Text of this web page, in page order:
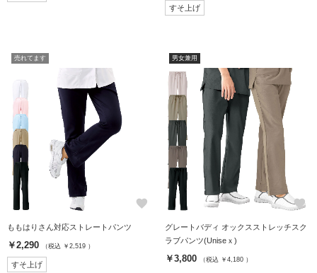
すそ上げ
売れてます
favorite
ももはりさん対応ストレートパンツ
￥2,290 （税込 ￥2,519 ）
すそ上げ
男女兼用
favorite
グレートバディ オックスストレッチスク
ラブパンツ(Uniseｘ)
￥3,800 （税込 ￥4,180 ）